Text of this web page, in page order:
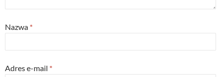
Nazwa *
Adres e-mail *